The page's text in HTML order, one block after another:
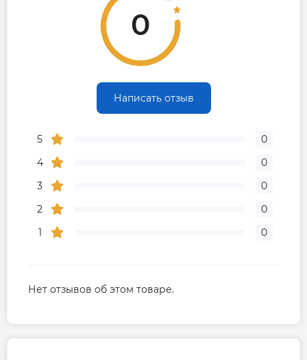
0
Написать отзыв
5
0
4
0
3
0
2
0
1
0
Нет отзывов об этом товаре.